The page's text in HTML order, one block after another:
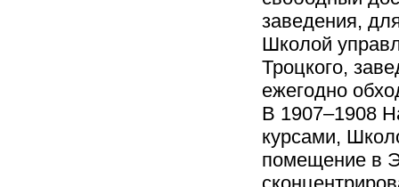
заведения,
Школой
Троцкого,
ежегодно
В 1907–1908
курсами,
помещение в